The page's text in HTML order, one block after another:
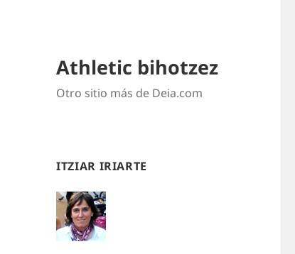
Athletic bihotzez
Otro sitio más de Deia.com
ITZIAR IRIARTE